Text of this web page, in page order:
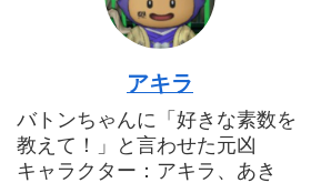
アキラ
バトンちゃんに「好きな素数を
教えて！」と言わせた元凶
キャラクター：アキラ、あき